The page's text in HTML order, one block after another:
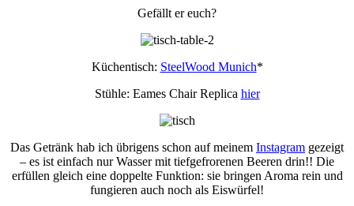
Gefällt er euch?
Küchentisch: SteelWood Munich*
Stühle: Eames Chair Replica hier
Das Getränk hab ich übrigens schon auf meinem Instagram gezeigt
– es ist einfach nur Wasser mit tiefgefrorenen Beeren drin!! Die
erfüllen gleich eine doppelte Funktion: sie bringen Aroma rein und
fungieren auch noch als Eiswürfel!